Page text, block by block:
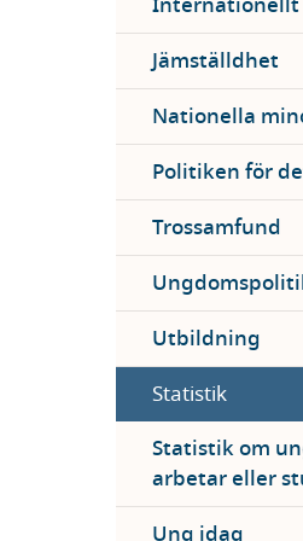
Jämställdhet
Nationella
Politiken för
Trossamfund
Utbildning
Statistik
Statistik om
arbetar eller
Ung idag